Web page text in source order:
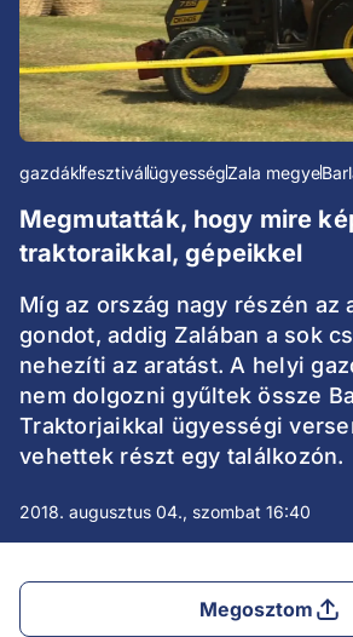
gazdákfesztiválügyességZala megye
Megmutatták, hogy mire
traktoraikkal, gépeikkel
Míg az ország nagy részén az
gondot, addig Zalában a sok
nehezíti az aratást. A helyi
nem dolgozni gyűltek össze
Traktorjaikkal ügyességi
vehettek részt egy találkozón.
2018. augusztus 04., szombat 16:40
Megosztom